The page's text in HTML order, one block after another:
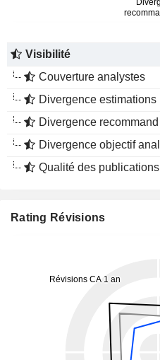
Visibilité
Couverture analystes
Divergence estimations
Divergence recommandations analystes
Divergence objectif analystes
Qualité des publications
Rating Révisions